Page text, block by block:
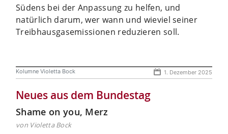
Südens bei der Anpassung zu helfen, und
natürlich darum, wer wann und wieviel seiner
Treibhausgasemissionen reduzieren soll.
Kolumne Violetta Bock 1. Dezember 2025
Neues aus dem Bundestag
Shame on you, Merz
von Violetta Bock